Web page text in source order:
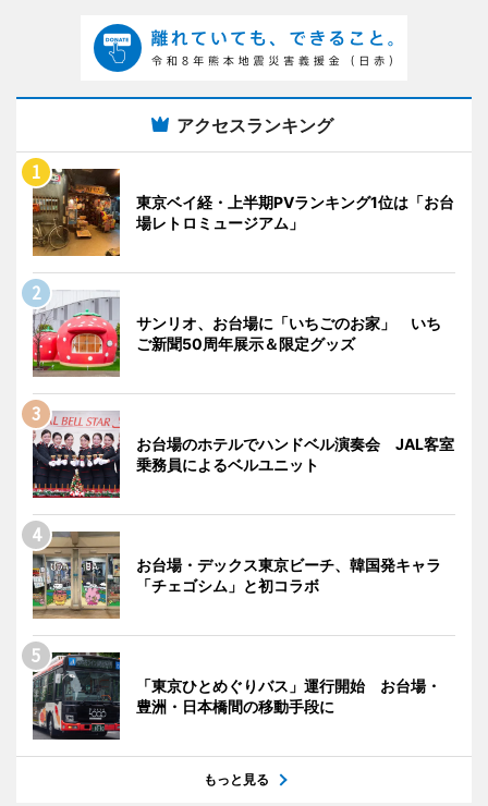
アクセスランキング
東京ベイ経・上半期PVランキング1位は「お台
場レトロミュージアム」
サンリオ、お台場に「いちごのお家」 いち
ご新聞50周年展示＆限定グッズ
お台場のホテルでハンドベル演奏会 JAL客室
乗務員によるベルユニット
お台場・デックス東京ビーチ、韓国発キャラ
「チェゴシム」と初コラボ
「東京ひとめぐりバス」運行開始 お台場・
豊洲・日本橋間の移動手段に
もっと見る